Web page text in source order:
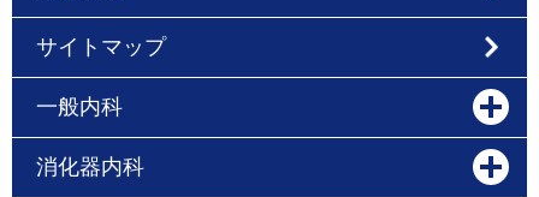
サイトマップ
一般内科
消化器内科